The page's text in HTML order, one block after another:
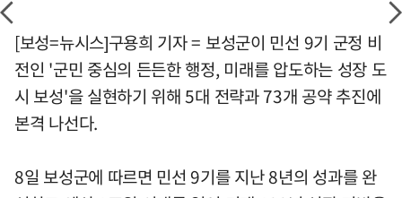
[보성=뉴시스]구용희 기자 = 보성군이 민선 9기 군정 비
전인 '군민 중심의 든든한 행정, 미래를 압도하는 성장 도
시 보성'을 실현하기 위해 5대 전략과 73개 공약 추진에
본격 나선다.
8일 보성군에 따르면 민선 9기를 지난 8년의 성과를 완